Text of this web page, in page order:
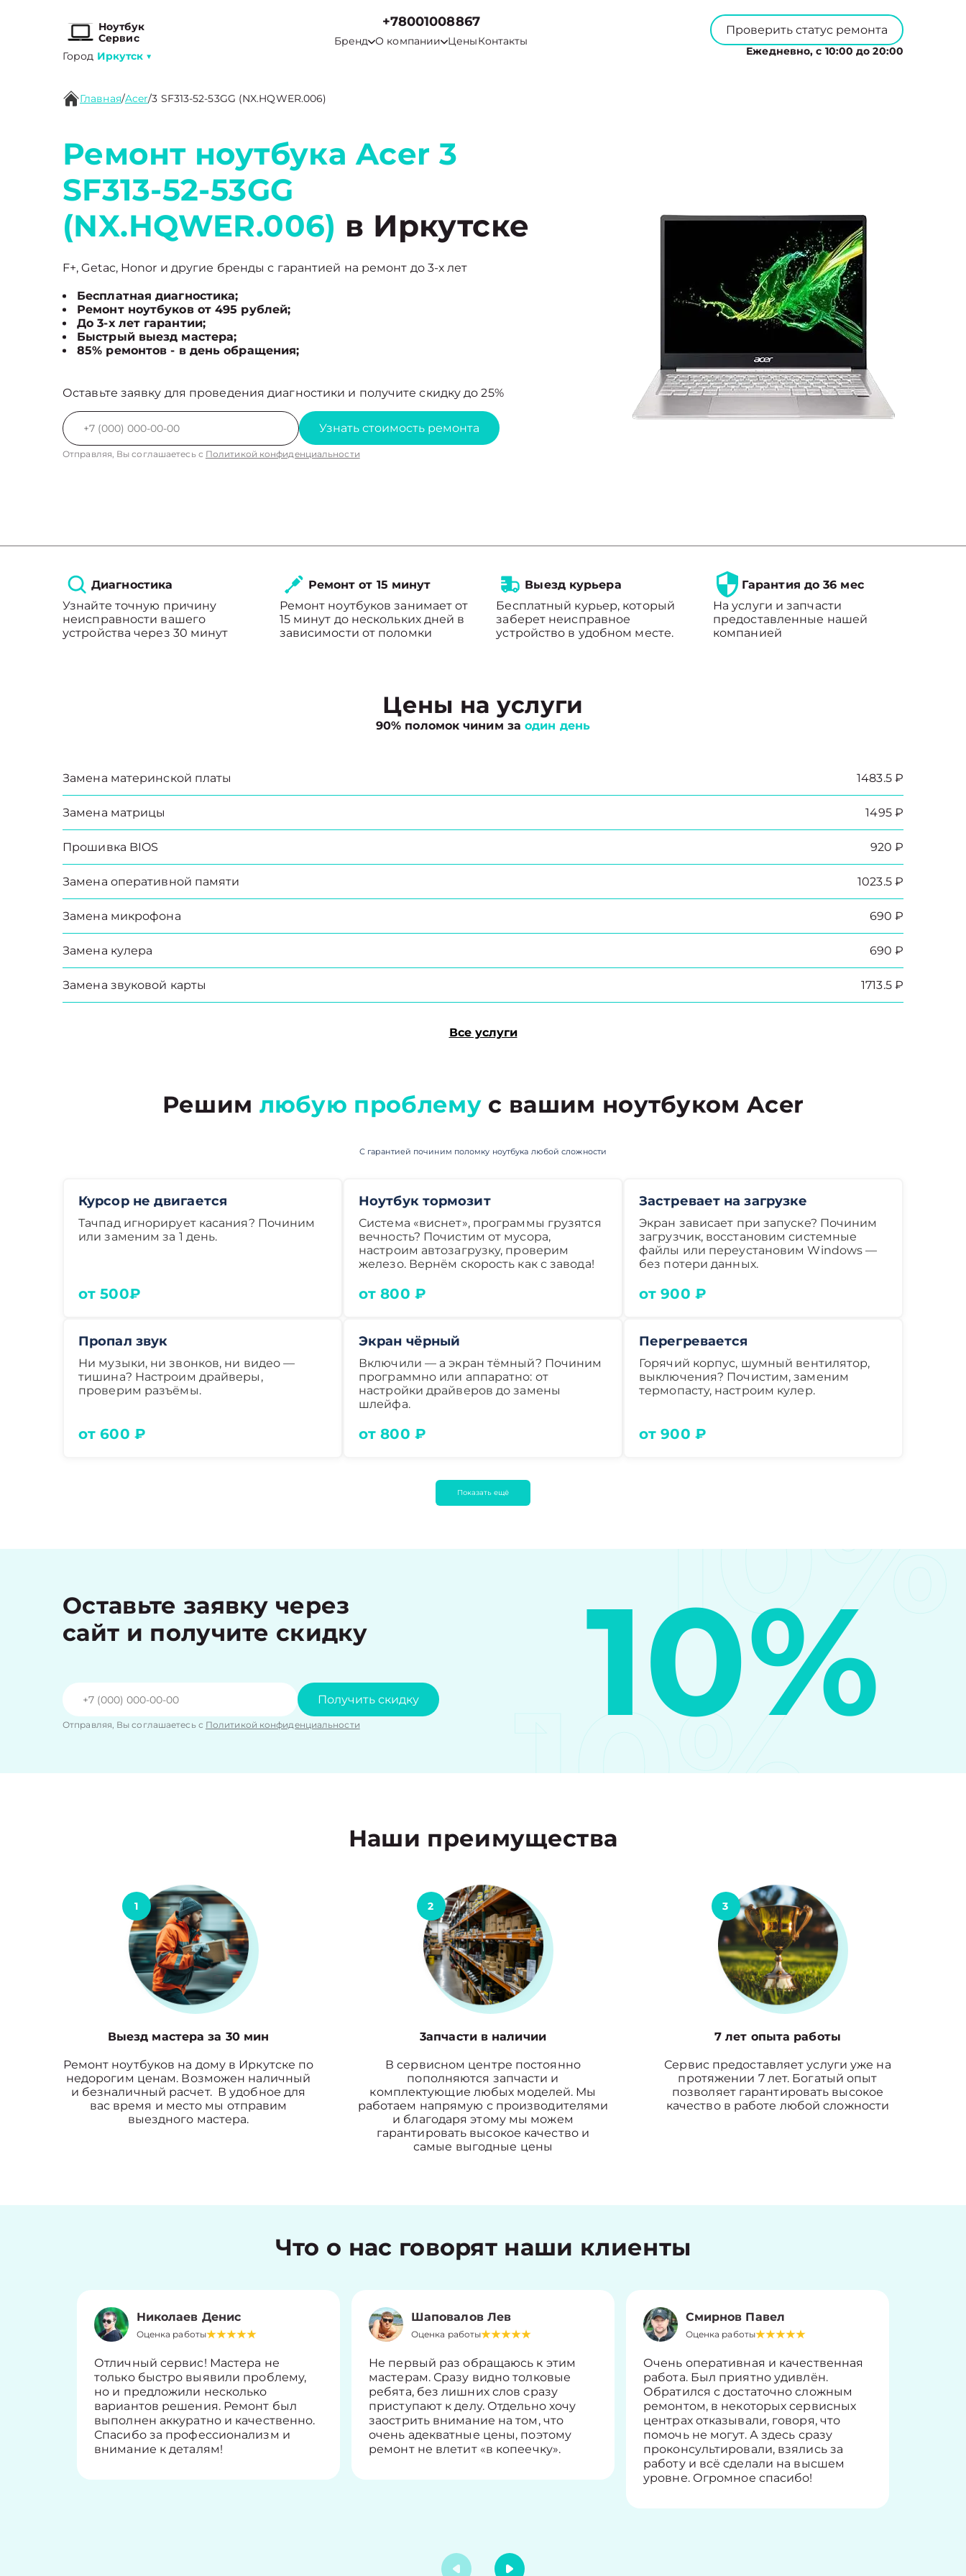
Ноутбук
Сервис
Город Иркутск ▼
+78001008867
Бренд О компании ЦеныКонтакты
Проверить статус ремонта
Ежедневно, с 10:00 до 20:00
Главная/Acer/3 SF313-52-53GG (NX.HQWER.006)
Ремонт ноутбука Acer 3
SF313-52-53GG
(NX.HQWER.006) в Иркутске
F+, Getac, Honor и другие бренды с гарантией на ремонт до 3-х лет
Бесплатная диагностика;
Ремонт ноутбуков от 495 рублей;
До 3-х лет гарантии;
Быстрый выезд мастера;
85% ремонтов - в день обращения;
Оставьте заявку для проведения диагностики и получите скидку до 25%
Узнать стоимость ремонта
Отправляя, Вы соглашаетесь с Политикой конфиденциальности
Диагностика
Узнайте точную причину
неисправности вашего
устройства через 30 минут
Ремонт от 15 минут
Ремонт ноутбуков занимает от
15 минут до нескольких дней в
зависимости от поломки
Выезд курьера
Бесплатный курьер, который
заберет неисправное
устройство в удобном месте.
Гарантия до 36 мес
На услуги и запчасти
предоставленные нашей
компанией
Цены на услуги
90% поломок чиним заодин день
Замена материнской платы 1483.5 ₽
Замена матрицы 1495 ₽
Прошивка BIOS 920 ₽
Замена оперативной памяти 1023.5 ₽
Замена микрофона 690 ₽
Замена кулера 690 ₽
Замена звуковой карты 1713.5 ₽
Все услуги
Решим любую проблему с вашим ноутбуком Acer
С гарантией починим поломку ноутбука любой сложности
Курсор не двигается
Тачпад игнорирует касания? Починим
или заменим за 1 день.
от 500₽
Ноутбук тормозит
Система «виснет», программы грузятся
вечность? Почистим от мусора,
настроим автозагрузку, проверим
железо. Вернём скорость как с завода!
от 800 ₽
Застревает на загрузке
Экран зависает при запуске? Починим
загрузчик, восстановим системные
файлы или переустановим Windows —
без потери данных.
от 900 ₽
Пропал звук
Ни музыки, ни звонков, ни видео —
тишина? Настроим драйверы,
проверим разъёмы.
от 600 ₽
Экран чёрный
Включили — а экран тёмный? Починим
программно или аппаратно: от
настройки драйверов до замены
шлейфа.
от 800 ₽
Перегревается
Горячий корпус, шумный вентилятор,
выключения? Почистим, заменим
термопасту, настроим кулер.
от 900 ₽
Показать ещё
Оставьте заявку через
сайт и получите скидку
Получить скидку
Отправляя, Вы соглашаетесь с Политикой конфиденциальности 10%
10%
10%
Наши преимущества
1
Выезд мастера за 30 мин
Ремонт ноутбуков на дому в Иркутске по
недорогим ценам. Возможен наличный
и безналичный расчет. В удобное для
вас время и место мы отправим
выездного мастера.
2
3апчасти в наличии
В сервисном центре постоянно
пополняются запчасти и
комплектующие любых моделей. Мы
работаем напрямую с производителями
и благодаря этому мы можем
гарантировать высокое качество и
самые выгодные цены
3
7 лет опыта работы
Сервис предоставляет услуги уже на
протяжении 7 лет. Богатый опыт
позволяет гарантировать высокое
качество в работе любой сложности
Что о нас говорят наши клиенты
Николаев Денис
Оценка работы
Отличный сервис! Мастера не
только быстро выявили проблему,
но и предложили несколько
вариантов решения. Ремонт был
выполнен аккуратно и качественно.
Спасибо за профессионализм и
внимание к деталям!
Шаповалов Лев
Оценка работы
Не первый раз обращаюсь к этим
мастерам. Сразу видно толковые
ребята, без лишних слов сразу
приступают к делу. Отдельно хочу
заострить внимание на том, что
очень адекватные цены, поэтому
ремонт не влетит «в копеечку».
Смирнов Павел
Оценка работы
Очень оперативная и качественная
работа. Был приятно удивлён.
Обратился с достаточно сложным
ремонтом, в некоторых сервисных
центрах отказывали, говоря, что
помочь не могут. А здесь сразу
проконсультировали, взялись за
работу и всё сделали на высшем
уровне. Огромное спасибо!